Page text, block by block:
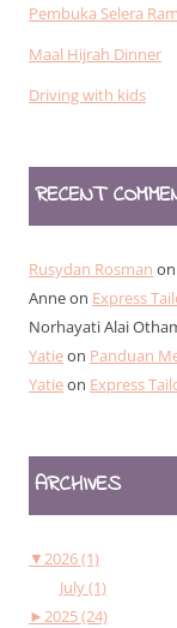
Pembuka Selera
Maal Hijrah Dinner
Driving with kids
RECENT
Rusydan Rosman on
Anneon Express
Norhayati Alai
Yatieon Panduan
Yatieon Express
ARCHIVES
▼2026 (1)
July (1)
►2025 (24)